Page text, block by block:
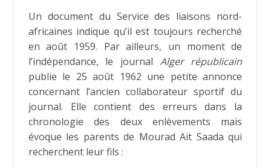
Un document du Service des liaisons nord-
africaines indique qu’il est toujours recherché
en août 1959. Par ailleurs, un moment de
l’indépendance, le journal Alger républicain
publie le 25 août 1962 une petite annonce
concernant l’ancien collaborateur sportif du
journal. Elle contient des erreurs dans la
chronologie des deux enlèvements mais
évoque les parents de Mourad Aït Saada qui
recherchent leur fils :